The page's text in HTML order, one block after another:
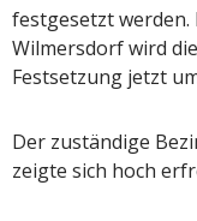
festgesetzt
Wilmersdorf wird
Festsetzung jetzt
Der zuständige
zeigte sich hoch